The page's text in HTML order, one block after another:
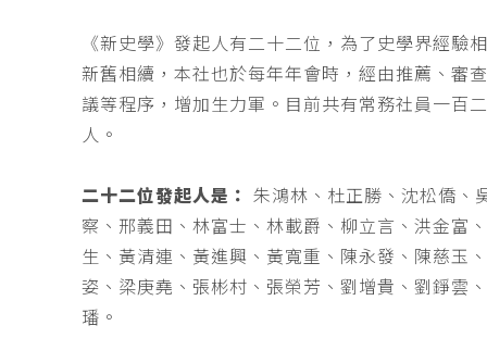
《新史學》發起人有二十二位，為了史學界經驗
新舊相續，本社也於每年年會時，經由推薦、審
議等程序，增加生力軍。目前共有常務社員一百
人。
二十二位發起人是：
朱鴻林、杜正勝、沈松僑、
察、邢義田、林富士、林載爵、柳立言、洪金富
生、黃清連、黃進興、黃寬重、陳永發、陳慈玉
姿、梁庚堯、張彬村、張榮芳、劉增貴、劉錚雲
璠。